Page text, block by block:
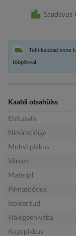
Saadavus
Telli kaubad enne
tööpäeval.
Kaabli otsahülss
Ehitusviis
Nimiristlõige
Muhvi pikkus
Värvus
Materjal
Pinnatöötlus
Isoleeritud
Halogeenivaba
Kogupikkus